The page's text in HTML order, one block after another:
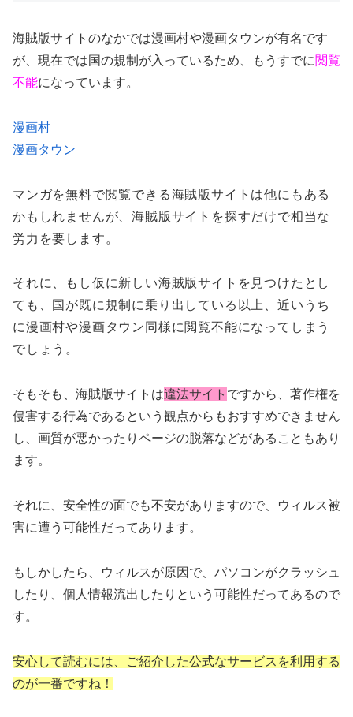
海賊版サイトのなかでは漫画村や漫画タウンが有名です
が、現在では国の規制が入っているため、もうすでに閲覧
不能になっています。
漫画村
漫画タウン
マンガを無料で閲覧できる海賊版サイトは他にもある
かもしれませんが、海賊版サイトを探すだけで相当な
労力を要します。
それに、もし仮に新しい海賊版サイトを見つけたとし
ても、国が既に規制に乗り出している以上、近いうち
に漫画村や漫画タウン同様に閲覧不能になってしまう
でしょう。
そもそも、海賊版サイトは違法サイト ですから、著作権を
侵害する行為であるという観点からもおすすめできません
し、画質が悪かったりページの脱落などがあることもあり
ます。
それに、安全性の面でも不安がありますので、ウィルス被
害に遭う可能性だってあります。
もしかしたら、ウィルスが原因で、パソコンがクラッシュ
したり、個人情報流出したりという可能性だってあるので
す。
安心して読むには、ご紹介した公式なサービスを利用する
のが一番ですね！